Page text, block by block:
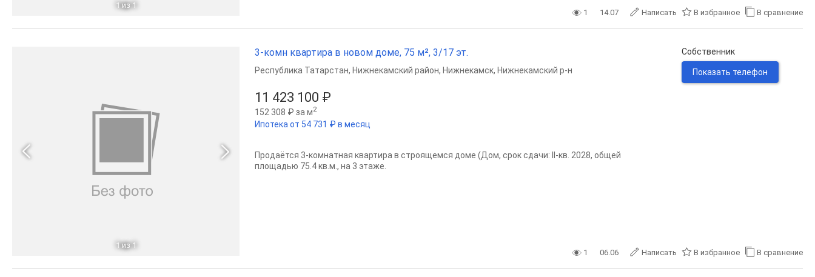
1 из 1
1 14.07 Написать В избранное В сравнение
1 из 1
3-комн квартира в новом доме, 75 м², 3/17 эт.
11 423 100 ₽
152 308 ₽ за м2
Ипотека от 54 731 ₽ в месяц
Республика Татарстан, Нижнекамский район, Нижнекамск, Нижнекамский р-н
Продаётся 3-комнатная квартира в строящемся доме (Дом, срок сдачи: II-кв. 2028, общей
площадью 75.4 кв.м., на 3 этаже.
Собственник
Показать телефон
1 06.06 Написать В избранное В сравнение